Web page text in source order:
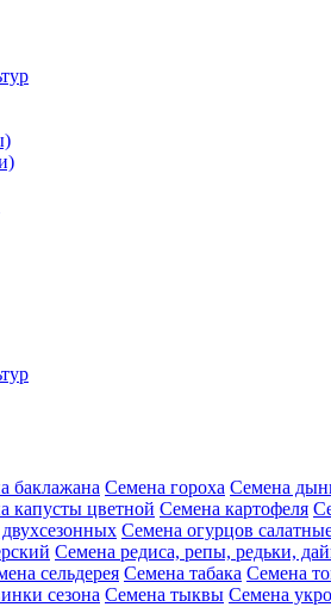
баклажана Семена гороха Семена
капусты цветной Семена картофеля
Семена огурцов
Семена редиса, репы, редьки,
сельдерея Семена табака Семена
сезона Семена тыквы Семена